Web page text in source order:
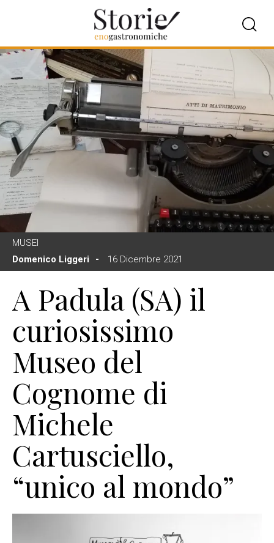
MUSEI
Domenico Liggeri
16 Dicembre 2021
A Padula (SA) il
curiosissimo
Museo del
Cognome di
Michele
Cartusciello,
“unico al mondo”